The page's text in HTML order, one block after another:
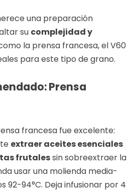
una preparación
su complejidad y
la prensa francesa, el V60
para este tipo de grano.
Prensa
francesa fue excelente:
extraer aceites esenciales
frutalessin sobreextraer la
usar una molienda media-
92-94°C. Deja infusionar por 4